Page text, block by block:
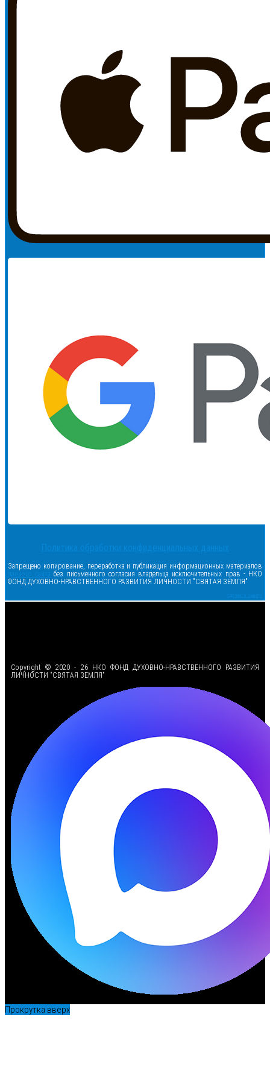
Политика обработки конфиденциальных данных
Запрещено копирование, переработка и публикация информационных материалов
данного сайта без письменного согласия владельца исключительных прав - НКО
ФОНД ДУХОВНО-НРАВСТВЕННОГО РАЗВИТИЯ ЛИЧНОСТИ "СВЯТАЯ ЗЕМЛЯ"
Сделано в samsite
Copyright © 2020 - 26 НКО ФОНД ДУХОВНО-НРАВСТВЕННОГО РАЗВИТИЯ
ЛИЧНОСТИ "СВЯТАЯ ЗЕМЛЯ"
Прокрутка вверх